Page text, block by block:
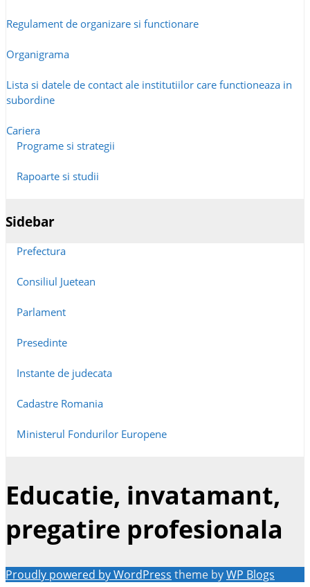
Regulament de organizare si functionare
Organigrama
Lista si datele de contact ale institutiilor care functioneaza in
subordine
Cariera
Programe si strategii
Rapoarte si studii
Sidebar
Prefectura
Consiliul Juetean
Parlament
Presedinte
Instante de judecata
Cadastre Romania
Ministerul Fondurilor Europene
Educatie, invatamant,
pregatire profesionala
Proudly powered by WordPress theme byWP Blogs